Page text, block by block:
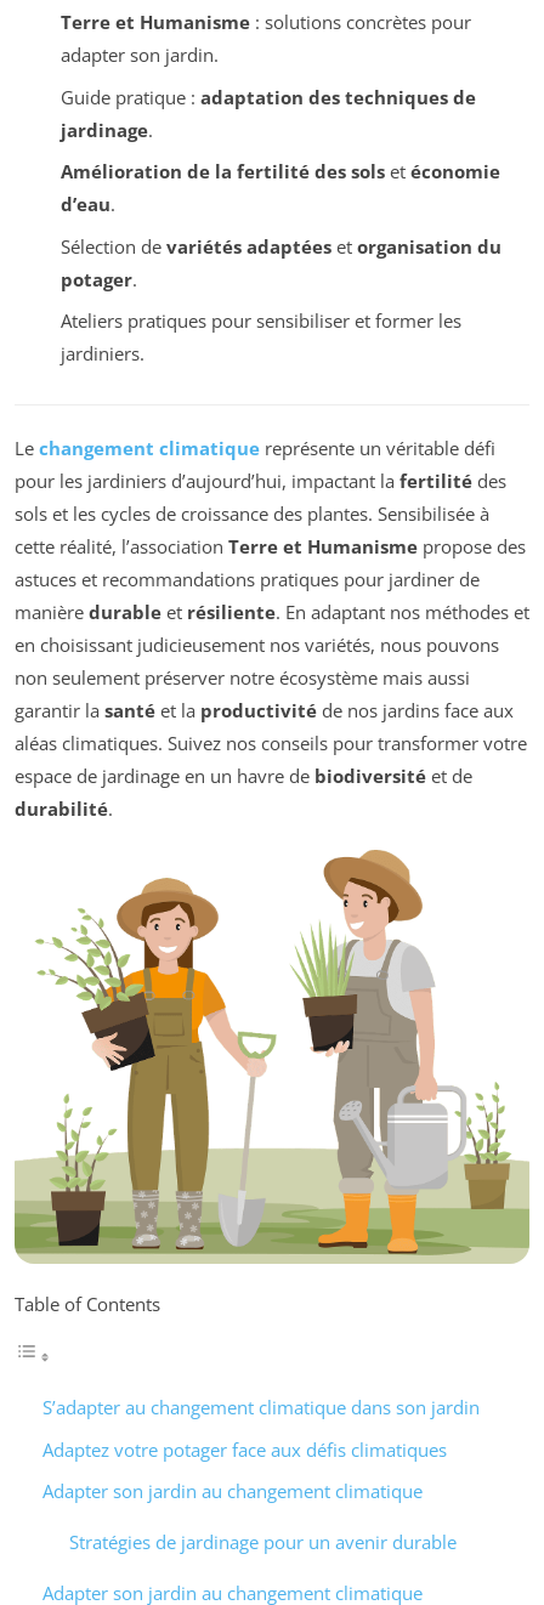
Terre et Humanisme: solutions concrètes pour
adapter son jardin.
Guide pratique : adaptation des techniques de
jardinage.
Amélioration de la fertilité des solset économie
d’eau.
Sélection de variétés adaptéeset organisation du
potager.
Ateliers pratiques pour sensibiliser et former les
jardiniers.
Le changement climatique représente un véritable défi
pour les jardiniers d’aujourd’hui, impactant la fertilité des
sols et les cycles de croissance des plantes. Sensibilisée à
cette réalité, l’association Terre et Humanisme propose des
astuces et recommandations pratiques pour jardiner de
manière durable et résiliente. En adaptant nos méthodes et
en choisissant judicieusement nos variétés, nous pouvons
non seulement préserver notre écosystème mais aussi
garantir la santé et la productivité de nos jardins face aux
aléas climatiques. Suivez nos conseils pour transformer votre
espace de jardinage en un havre de biodiversité et de
durabilité.
Table of Contents
S’adapter au changement climatique dans son jardin
Adaptez votre potager face aux défis climatiques
Adapter son jardin au changement climatique
Stratégies de jardinage pour un avenir durable
Adapter son jardin au changement climatique